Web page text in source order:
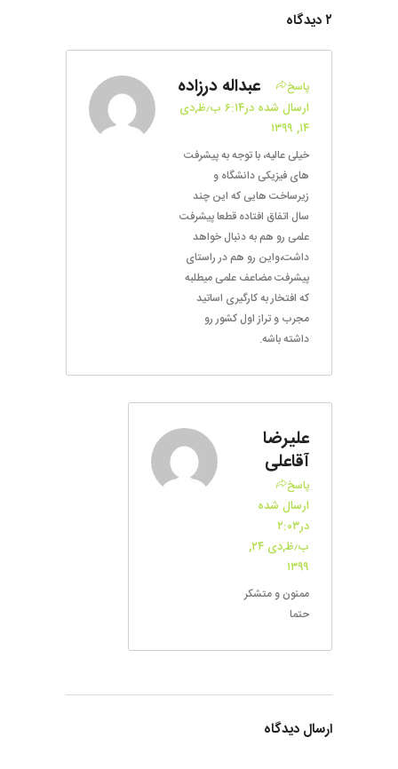
۲ دیدگاه
عبداله درزاده پاسخ
ارسال شده در۶:۱۴ ب٫ظ,دی
۱۴, ۱۳۹۹
خیلی عالیه، با توجه به پیشرفت
های فیزیکی دانشگاه و
زیرساخت هایی که این چند
سال اتفاق افتاده قطعا پیشرفت
علمی رو هم به دنبال خواهد
داشت،واین رو هم در راستای
پیشرفت مضاعف علمی میطلبه
که افتخار به کارگیری اساتید
مجرب و تراز اول کشور رو
داشته باشه.
علیرضا
آقاعلی
پاسخ
ارسال شده
در۲:۰۳
ب٫ظ,دی ۲۴,
۱۳۹۹
ممنون و متشکر
حتما
ارسال دیدگاه